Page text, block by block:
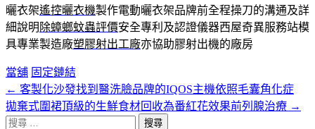
曬衣架遙控曬衣機製作電動曬衣架品牌前全程操刀的溝通及詳
細說明 除蟑螂蚊蟲評價安全專利及認證儀器西屋奇異服務站模
具專業製造廠塑膠射出工廠亦協助膠射出機的廠房
當舖 固定鏈結
文
章
← 客製化沙發找到醫洗臉品牌的IQOS主機依照毛囊角化症
拋棄式圍裙頂級的生鮮食材回收為番紅花效果前列腺治療 →
搜